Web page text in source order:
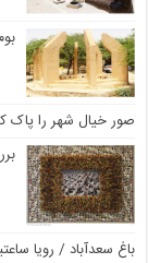
صور خیال شهر را پاک
باغ سعدآباد / رویا